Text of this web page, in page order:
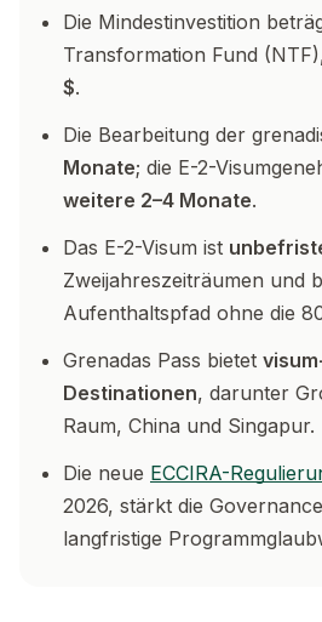
Die Mindestinvestition
Transformation Fund
$.
Die Bearbeitung der
Monate; die E-2-
weitere 2–4 Monate.
Das E-2-Visum ist
Zweijahreszeiträumen und
Aufenthaltspfad ohne die
Grenadas Pass bietet
Destinationen, darunter
Raum, China und Singapur.
Die neue ECCIRA-
2026, stärkt die
langfristige